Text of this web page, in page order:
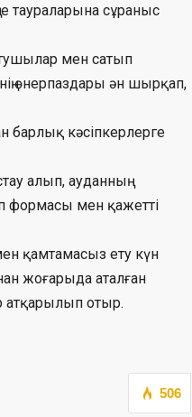
таураларына сұраныс
мен сатып
өнерпаздары ән шырқап,
барлық кәсіпкерлерге
алып, ауданның
формасы мен қажетті
қамтамасыз ету күн
жоғарыда аталған
атқарылып отыр.
506